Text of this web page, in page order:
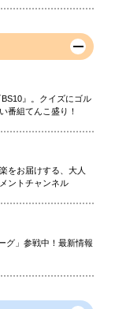
』。クイズにゴル
番組てんこ盛り！
をお届けする、大人
ントチャンネル
グ」参戦中！最新情報